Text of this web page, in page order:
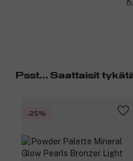
Psst... Saattaisit
-25%